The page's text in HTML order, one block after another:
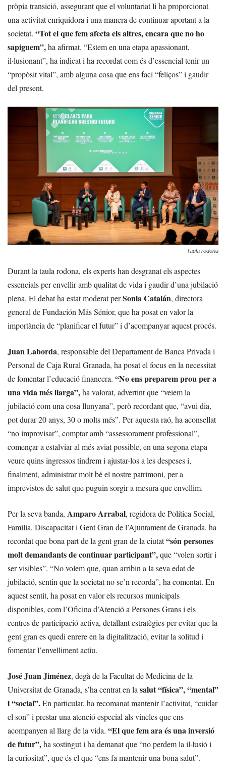
pròpia transició, assegurant que el voluntariat li ha proporcionat
una activitat enriquidora i una manera de continuar aportant a la
societat. “Tot el que fem afecta els altres, encara que no ho
sapiguem”,ha afirmat. “Estem en una etapa apassionant,
il·lusionant”, ha indicat i ha recordat com és d’essencial tenir un
“propòsit vital”, amb alguna cosa que ens faci “feliços” i gaudir
del present.
Taula rodona
Durant la taula rodona, els experts han desgranat els aspectes
essencials per envellir amb qualitat de vida i gaudir d’una jubilació
plena. El debat ha estat moderat perSonia Catalán, directora
general de Fundación Más Sénior, que ha posat en valor la
importància de “planificar el futur” i d’acompanyar aquest procés.
Juan Laborda, responsable del Departament de Banca Privada i
Personal de Caja Rural Granada, ha posat el focus en la necessitat
de fomentar l’educació financera. “No ens preparem prou per a
una vida més llarga”,ha valorat, advertint que “veiem la
jubilació com una cosa llunyana”, però recordant que, “avui dia,
pot durar 20 anys, 30 o molts més”. Per aquesta raó, ha aconsellat
“no improvisar”, comptar amb “assessorament professional”,
començar a estalviar al més aviat possible, en una segona etapa
veure quins ingressos tindrem i ajustar-los a les despeses i,
finalment, administrar molt bé el nostre patrimoni, per a
imprevistos de salut que puguin sorgir a mesura que envellim.
Per la seva banda, Amparo Arrabal, regidora de Política Social,
Família, Discapacitat i Gent Gran de l’Ajuntament de Granada, ha
recordat que bona part de la gent gran de la ciutat“són persones
molt demandants de continuar participant”,que “volen sortir i
ser visibles”. “No volem que, quan arribin a la seva edat de
jubilació, sentin que la societat no se’n recorda”, ha comentat. En
aquest sentit, ha posat en valor els recursos municipals
disponibles, com l’Oficina d’Atenció a Persones Grans i els
centres de participació activa, detallant estratègies per evitar que la
gent gran es quedi enrere en la digitalització, evitar la solitud i
fomentar l’envelliment actiu.
José Juan Jiménez, degà de la Facultat de Medicina de la
Universitat de Granada, s’ha centrat en lasalut “física”, “mental”
i “social”.En particular, ha recomanat mantenir l’activitat, “cuidar
el son” i prestar una atenció especial als vincles que ens
acompanyen al llarg de la vida. “El que fem ara és una inversió
de futur”,ha sostingut i ha demanat que “no perdem la il·lusió i
la curiositat”, que és el que “ens fa mantenir una bona salut”.